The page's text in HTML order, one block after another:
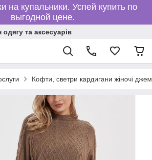
на купальники. Успей купить по
выгодной цене.
одягу та аксесуарів
Кофти, светри кардигани жіночі